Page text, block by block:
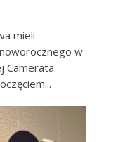
mieli
w
Camerata